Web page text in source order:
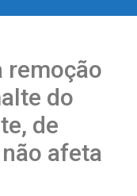
remoção
do
de
afeta